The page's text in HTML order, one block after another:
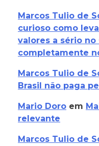
Marcos Tulio de
curioso como
valores a sério no
completamente
Marcos Tulio de
Brasil não paga
Mario Doro em
relevante
Marcos Tulio de